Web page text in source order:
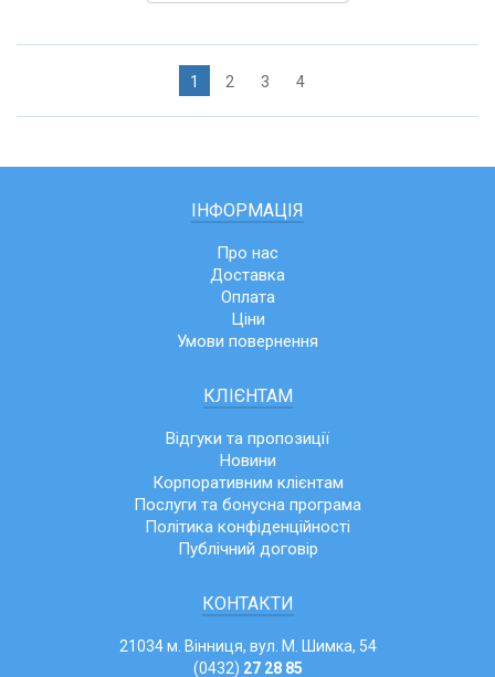
1 2 3 4
ІНФОРМАЦІЯ
Про нас
Доставка
Оплата
Ціни
Умови повернення
КЛІЄНТАМ
Відгуки та пропозиції
Новини
Корпоративним клієнтам
Послуги та бонусна програма
Політика конфіденційності
Публічний договір
КОНТАКТИ
21034 м. Вінниця, вул. М. Шимка, 54
(0432) 27 28 85